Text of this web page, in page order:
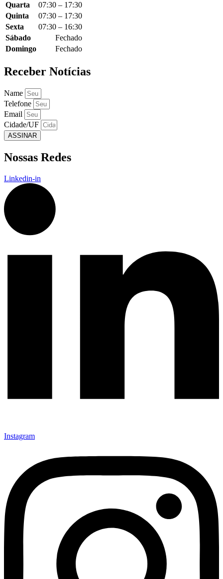
Quarta
07:30 – 17:30
Quinta
07:30 – 17:30
Sexta
07:30 – 16:30
Sábado
Fechado
Domingo
Fechado
Receber Notícias
Name
Telefone
Email
Cidade/UF
ASSINAR
Nossas Redes
Linkedin-in
Instagram